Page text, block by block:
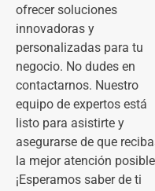
ofrecer soluciones
innovadoras y
personalizadas para tu
negocio. No dudes en
contactarnos. Nuestro
equipo de expertos está
listo para asistirte y
asegurarse de que
la mejor atención
¡Esperamos saber de ti